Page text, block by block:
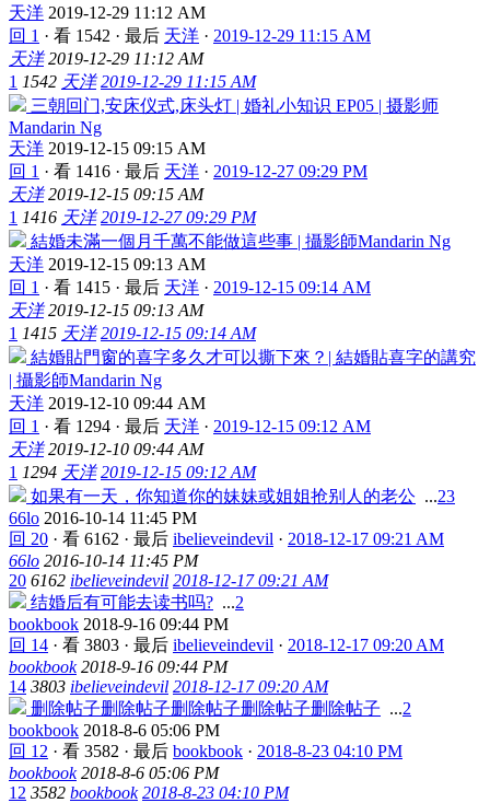
天洋 2019-12-29 11:12 AM
回 1 · 看 1542 · 最后 天洋 · 2019-12-29 11:15 AM
天洋 2019-12-29 11:12 AM
1 1542 天洋 2019-12-29 11:15 AM
三朝回门,安床仪式,床头灯 | 婚礼小知识 EP05 | 摄影师
Mandarin Ng
天洋 2019-12-15 09:15 AM
回 1 · 看 1416 · 最后 天洋 · 2019-12-27 09:29 PM
天洋 2019-12-15 09:15 AM
1 1416 天洋 2019-12-27 09:29 PM
結婚未滿一個月千萬不能做這些事 | 攝影師Mandarin Ng
天洋 2019-12-15 09:13 AM
回 1 · 看 1415 · 最后 天洋 · 2019-12-15 09:14 AM
天洋 2019-12-15 09:13 AM
1 1415 天洋 2019-12-15 09:14 AM
結婚貼門窗的喜字多久才可以撕下來？| 結婚貼喜字的講究
| 攝影師Mandarin Ng
天洋 2019-12-10 09:44 AM
回 1 · 看 1294 · 最后 天洋 · 2019-12-15 09:12 AM
天洋 2019-12-10 09:44 AM
1 1294 天洋 2019-12-15 09:12 AM
如果有一天，你知道你的妹妹或姐姐抢别人的老公 ...23
66lo 2016-10-14 11:45 PM
回 20 · 看 6162 · 最后 ibelieveindevil · 2018-12-17 09:21 AM
66lo 2016-10-14 11:45 PM
20 6162 ibelieveindevil 2018-12-17 09:21 AM
结婚后有可能去读书吗? ...2
bookbook 2018-9-16 09:44 PM
回 14 · 看 3803 · 最后 ibelieveindevil · 2018-12-17 09:20 AM
bookbook 2018-9-16 09:44 PM
14 3803 ibelieveindevil 2018-12-17 09:20 AM
删除帖子删除帖子删除帖子删除帖子删除帖子 ...2
bookbook 2018-8-6 05:06 PM
回 12 · 看 3582 · 最后 bookbook · 2018-8-23 04:10 PM
bookbook 2018-8-6 05:06 PM
12 3582 bookbook 2018-8-23 04:10 PM